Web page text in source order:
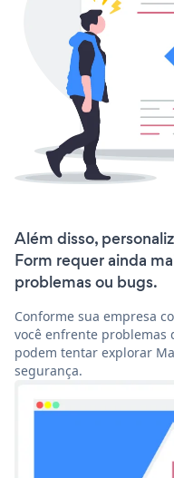
Além disso,
Form requer ainda
problemas ou bugs.
Conforme sua empresa
você enfrente problemas
podem tentar explorar
segurança.